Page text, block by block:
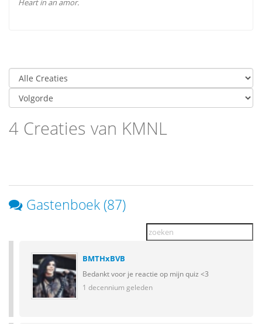
Heart in an amor.
4 Creaties van KMNL
Gastenboek (87)
BMTHxBVB
Bedankt voor je reactie op mijn quiz <3
1 decennium geleden